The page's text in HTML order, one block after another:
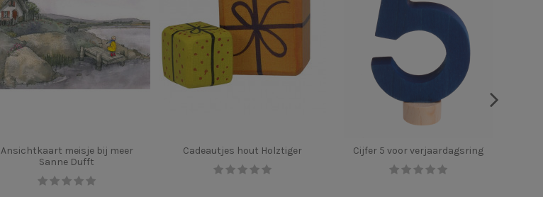
Ansichtkaart meisje bij meer
Sanne Dufft
Cadeautjes hout Holztiger Cijfer 5 voor verjaardagsring